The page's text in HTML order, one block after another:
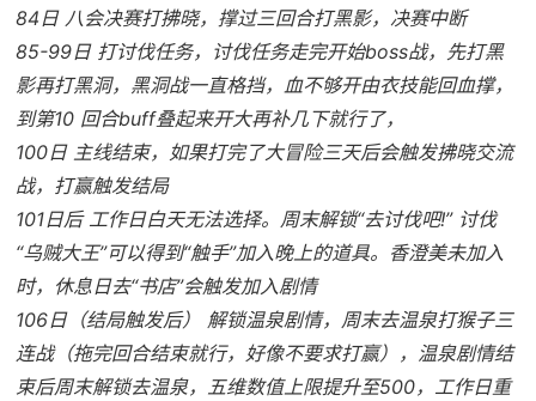
84日 八会决赛打拂晓，撑过三回合打黑影，决赛中断
85-99日 打讨伐任务，讨伐任务走完开始boss战，先打黑
影再打黑洞，黑洞战一直格挡，血不够开由衣技能回血撑，
到第10 回合buff叠起来开大再补几下就行了，
100日 主线结束，如果打完了大冒险三天后会触发拂晓交流
战，打赢触发结局
101日后 工作日白天无法选择。周末解锁“去讨伐吧!” 讨伐
“乌贼大王”可以得到“触手”加入晚上的道具。香澄美未加入
时，休息日去“书店”会触发加入剧情
106日（结局触发后） 解锁温泉剧情，周末去温泉打猴子三
连战（拖完回合结束就行，好像不要求打赢），温泉剧情结
束后周末解锁去温泉，五维数值上限提升至500，工作日重